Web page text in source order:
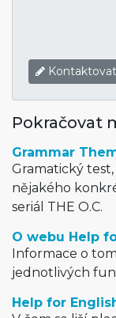
Pokračovat
Grammar
Gramatický
nějakého
seriál THE O.C.
O webu Help
Informace o
jednotlivých
Help for